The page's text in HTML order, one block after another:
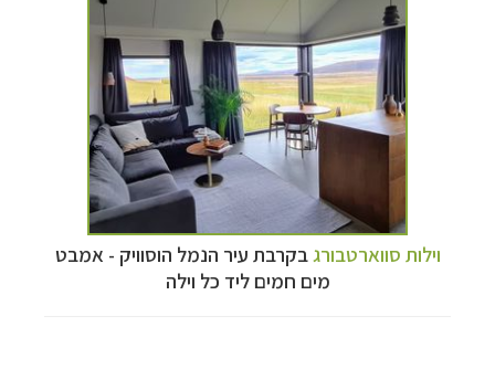
וילות סווארטבורגבקרבת עיר הנמל הוסוויק - אמבט
מים חמים ליד כל וילה